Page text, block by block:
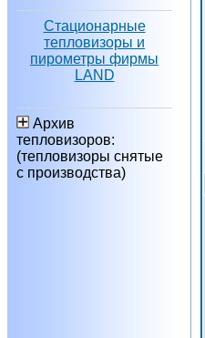
Стационарные
тепловизоры и
пирометры фирмы
LAND
Архив
тепловизоров:
(тепловизоры снятые
с производства)